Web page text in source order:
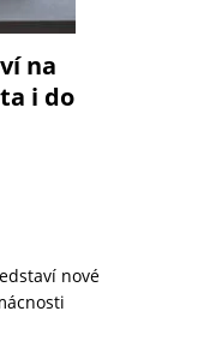
na
i do
nové